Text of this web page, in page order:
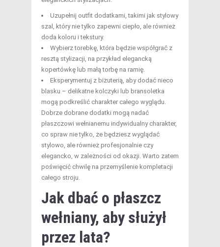
Uzupełnij outfit dodatkami, takimi jak stylowy
szal, który nie tylko zapewni ciepło, ale również
doda koloru i tekstury.
Wybierz torebkę, która będzie współgrać z
resztą stylizacji, na przykład elegancką
kopertówkę lub małą torbę na ramię.
Eksperymentuj z biżuterią, aby dodać nieco
blasku – delikatne kolczyki lub bransoletka
mogą podkreślić charakter całego wyglądu.
Dobrze dobrane dodatki mogą nadać
płaszczowi wełnianemu indywidualny charakter,
co spraw nie tylko, że będziesz wyglądać
stylowo, ale również profesjonalnie czy
elegancko, w zależności od okazji. Warto zatem
poświęcić chwilę na przemyślenie kompletacji
całego stroju.
Jak dbać o płaszcz
wełniany, aby służył
przez lata?